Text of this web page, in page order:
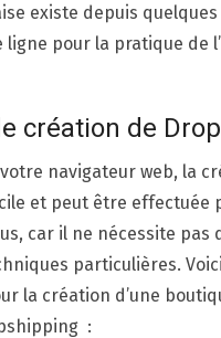
existe depuis quelques
pour la pratique de
création de
navigateur web, la
et peut être effectuée
car il ne nécessite pas
particulières.
la création d’une
: